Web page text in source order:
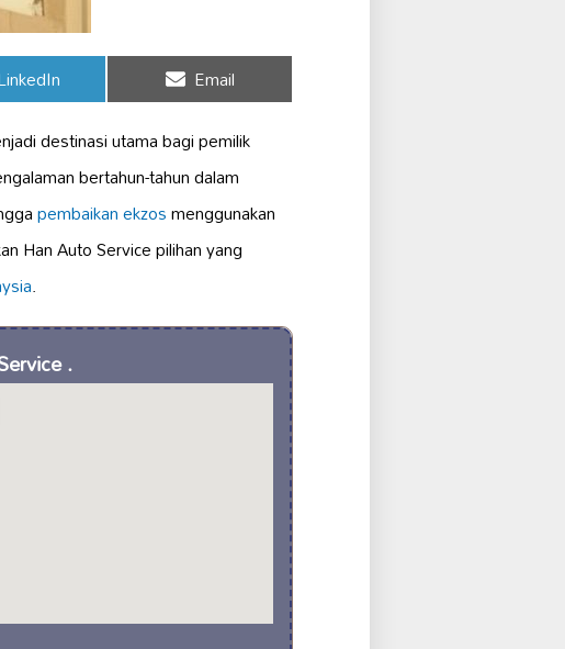
Share
on
Email
destinasi utama bagi pemilik
bertahun-tahun dalam
pembaikan ekzosmenggunakan
Han Auto Service pilihan yang
.
.